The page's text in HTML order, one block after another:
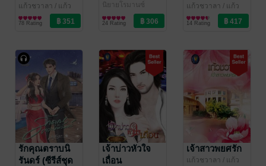
แก้วชวาลา / แก้ว
ชวาลา (ไลต์ ออฟ
เลิฟ บุ๊คส์)
นิยายโรมานซ์
78 Rating
ชวาลา (ไลต์ ออฟ
เลิฟ บุ๊คส์)
นิยายโรมานซ์
24 Rating
แก้วชวาลา / แก้ว
ชวาลา (ไลต์ ออฟ
เลิฟ บุ๊คส์)
นิยายโรมานซ์
14 Rating
รักคุณตราบนิ
รันดร์ (ซีรีส์ชุด
เจ้าบ่าวหัวใจ
เถื่อน
เจ้าสาวพยศรัก
แก้วชวาลา / แก้ว